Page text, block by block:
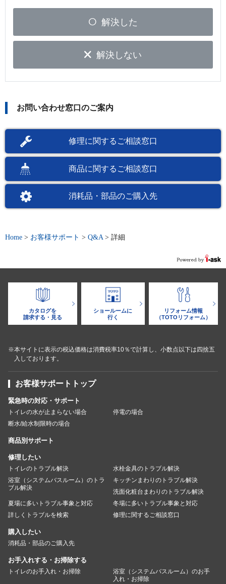
解決した
解決しない
お問い合わせ窓口のご案内
修理に関するご相談窓口
商品に関するご相談窓口
消耗品・部品のご購入先
Home > お客様サポート > Q&A> 詳細
カタログを
請求する・見る
ショールームに
行く
リフォーム情報
（TOTOリフォーム）
※本サイトに表示の税込価格は消費税率10％で計算し、小数点以下は四捨五
入しております。
お客様サポートトップ
緊急時の対応・サポート
トイレの水が止まらない場合
停電の場合
断水/給水制限時の場合
商品別サポート
修理したい
トイレのトラブル解決
水栓金具のトラブル解決
浴室（システムバスルーム）のトラ
ブル解決
キッチンまわりのトラブル解決
洗面化粧台まわりのトラブル解決
夏場に多いトラブル事象と対応
冬場に多いトラブル事象と対応
詳しくトラブルを検索
修理に関するご相談窓口
購入したい
消耗品・部品のご購入先
お手入れする・お掃除する
トイレのお手入れ・お掃除
浴室（システムバスルーム）のお手
入れ・お掃除